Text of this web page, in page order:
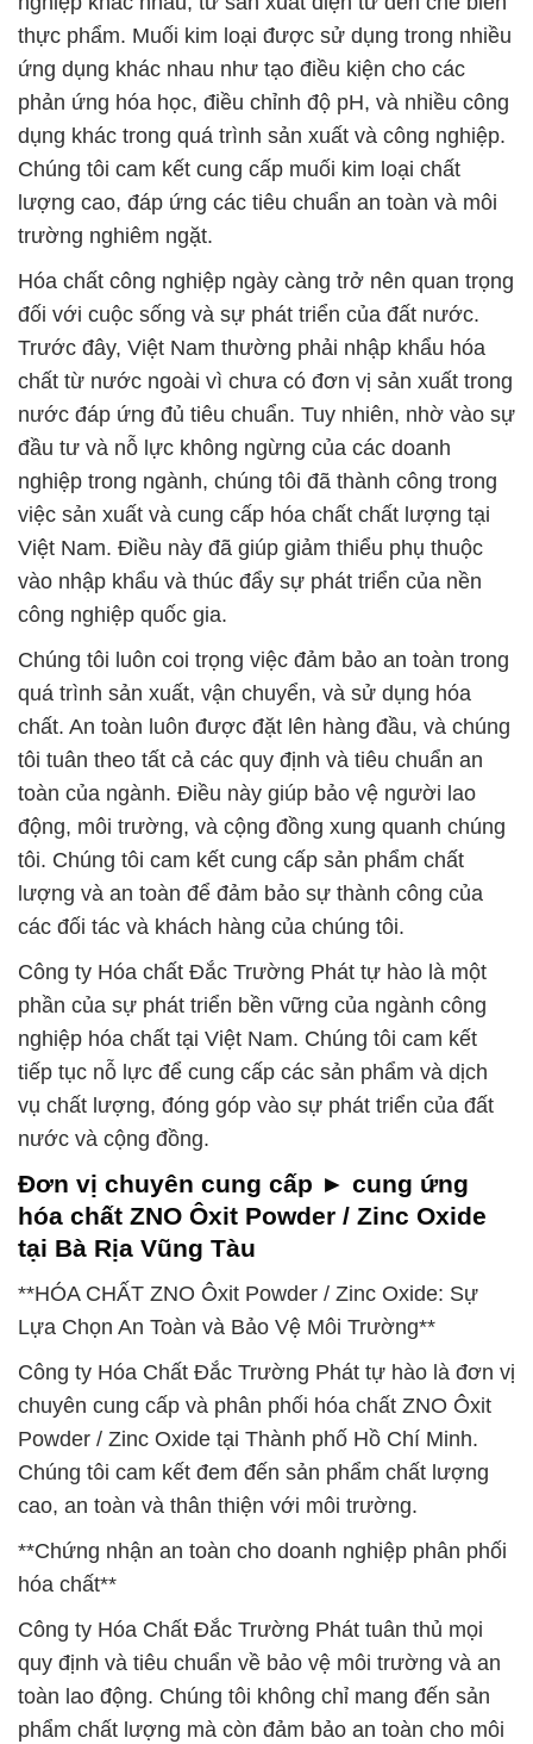
thực phẩm. Muối kim loại được sử dụng trong nhiều
ứng dụng khác nhau như tạo điều kiện cho các
phản ứng hóa học, điều chỉnh độ pH, và nhiều công
dụng khác trong quá trình sản xuất và công nghiệp.
Chúng tôi cam kết cung cấp muối kim loại chất
lượng cao, đáp ứng các tiêu chuẩn an toàn và môi
trường nghiêm ngặt.
Hóa chất công nghiệp ngày càng trở nên quan trọng
đối với cuộc sống và sự phát triển của đất nước.
Trước đây, Việt Nam thường phải nhập khẩu hóa
chất từ nước ngoài vì chưa có đơn vị sản xuất trong
nước đáp ứng đủ tiêu chuẩn. Tuy nhiên, nhờ vào sự
đầu tư và nỗ lực không ngừng của các doanh
nghiệp trong ngành, chúng tôi đã thành công trong
việc sản xuất và cung cấp hóa chất chất lượng tại
Việt Nam. Điều này đã giúp giảm thiểu phụ thuộc
vào nhập khẩu và thúc đẩy sự phát triển của nền
công nghiệp quốc gia.
Chúng tôi luôn coi trọng việc đảm bảo an toàn trong
quá trình sản xuất, vận chuyển, và sử dụng hóa
chất. An toàn luôn được đặt lên hàng đầu, và chúng
tôi tuân theo tất cả các quy định và tiêu chuẩn an
toàn của ngành. Điều này giúp bảo vệ người lao
động, môi trường, và cộng đồng xung quanh chúng
tôi. Chúng tôi cam kết cung cấp sản phẩm chất
lượng và an toàn để đảm bảo sự thành công của
các đối tác và khách hàng của chúng tôi.
Công ty Hóa chất Đắc Trường Phát tự hào là một
phần của sự phát triển bền vững của ngành công
nghiệp hóa chất tại Việt Nam. Chúng tôi cam kết
tiếp tục nỗ lực để cung cấp các sản phẩm và dịch
vụ chất lượng, đóng góp vào sự phát triển của đất
nước và cộng đồng.
Đơn vị chuyên cung cấp ► cung ứng
hóa chất ZNO Ôxit Powder / Zinc Oxide
tại Bà Rịa Vũng Tàu
**HÓA CHẤT ZNO Ôxit Powder / Zinc Oxide: Sự
Lựa Chọn An Toàn và Bảo Vệ Môi Trường**
Công ty Hóa Chất Đắc Trường Phát tự hào là đơn vị
chuyên cung cấp và phân phối hóa chất ZNO Ôxit
Powder / Zinc Oxide tại Thành phố Hồ Chí Minh.
Chúng tôi cam kết đem đến sản phẩm chất lượng
cao, an toàn và thân thiện với môi trường.
**Chứng nhận an toàn cho doanh nghiệp phân phối
hóa chất**
Công ty Hóa Chất Đắc Trường Phát tuân thủ mọi
quy định và tiêu chuẩn về bảo vệ môi trường và an
toàn lao động. Chúng tôi không chỉ mang đến sản
phẩm chất lượng mà còn đảm bảo an toàn cho môi